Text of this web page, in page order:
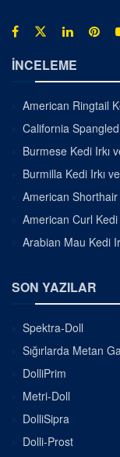
İNCELEME
American Ringtail
California
Burmese Kedi Irkı
Burmilla Kedi Irkı
American
American Curl
Arabian Mau Kedi
SON YAZILAR
Spektra-Doll
Sığırlarda Metan
DolliPrim
Metri-Doll
DolliSipra
Dolli-Prost